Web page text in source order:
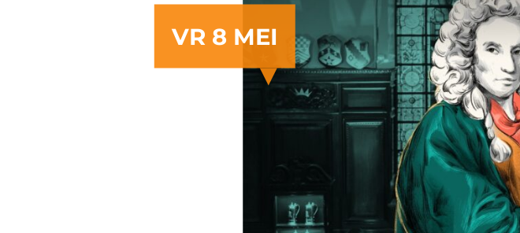
VR 8 MEI